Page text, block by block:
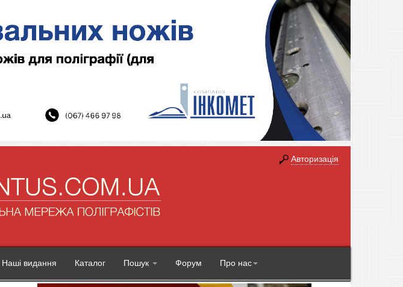
Авторизація
Наші видання Каталог Пошук Форум Про нас